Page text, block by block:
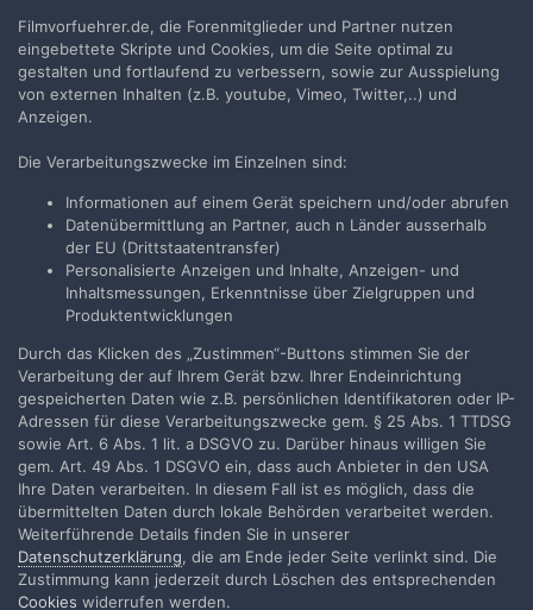
Disney-Zeichentrickklassiker - für Kinder ungeeignet?
mosesantwortete aufmagentacine's Thema inNostalgie
Die üblichen Verdächtigen stellen die Freiheit zu sagen das 2 +
mittels Zwiedenk und Neusprech erreichen. Allerdings bin ich...
6. April 2021 47 Antworten
Filmvorführer.de via Google durchsuchen:
Sprache
Impressum / Datenschutzerklärung
Nutzungsbedingungen
Realisierung: IN-Solution
Powered by Invision Community
Filmvorfuehrer.de, die Forenmitglieder und Partner nutzen
eingebettete Skripte und Cookies, um die Seite optimal zu
gestalten und fortlaufend zu verbessern, sowie zur Ausspielung
von externen Inhalten (z.B. youtube, Vimeo, Twitter,..) und
Anzeigen.
Die Verarbeitungszwecke im Einzelnen sind:
Informationen auf einem Gerät speichern und/oder abrufen
Datenübermittlung an Partner, auch n Länder ausserhalb
der EU (Drittstaatentransfer)
Personalisierte Anzeigen und Inhalte, Anzeigen- und
Inhaltsmessungen, Erkenntnisse über Zielgruppen und
Produktentwicklungen
Durch das Klicken des „Zustimmen“-Buttons stimmen Sie der
Verarbeitung der auf Ihrem Gerät bzw. Ihrer Endeinrichtung
gespeicherten Daten wie z.B. persönlichen Identifikatoren oder IP-
Adressen für diese Verarbeitungszwecke gem. § 25 Abs. 1 TTDSG
sowie Art. 6 Abs. 1 lit. a DSGVO zu. Darüber hinaus willigen Sie
gem. Art. 49 Abs. 1 DSGVO ein, dass auch Anbieter in den USA
Ihre Daten verarbeiten. In diesem Fall ist es möglich, dass die
übermittelten Daten durch lokale Behörden verarbeitet werden.
Weiterführende Details finden Sie in unserer
Datenschutzerklärung, die am Ende jeder Seite verlinkt sind. Die
Zustimmung kann jederzeit durch Löschen des entsprechenden
Cookies widerrufen werden.